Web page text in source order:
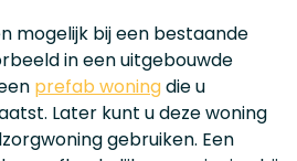
mogelijk bij een bestaande
in een uitgebouwde
prefab woningdie u
Later kunt u deze woning
gebruiken. Een